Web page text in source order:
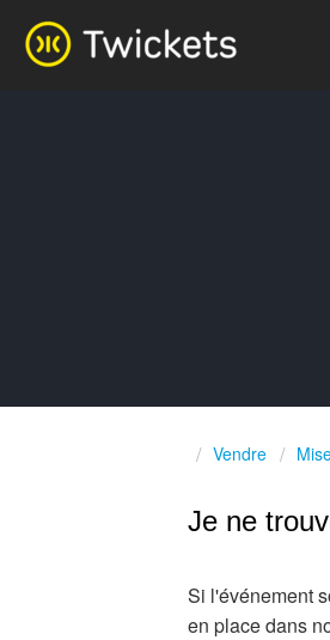
Vendre
Je ne
Si l'événement
en place dans